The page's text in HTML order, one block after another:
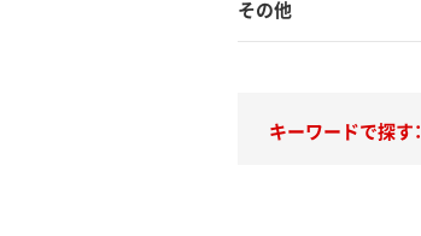
その他
キーワードで探す：